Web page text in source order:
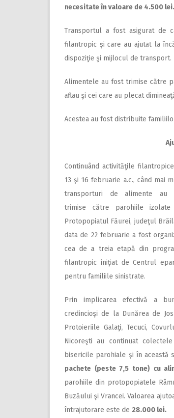
necesitate în valoare de 4.500 lei.
Transportul a fost asigurat de
filantropic şi care au ajutat la
dispoziţie şi mijlocul de transport.
Alimentele au fost trimise către
aflau şi cei care au plecat
Acestea au fost distribuite
Continuând activităţile
13 şi 16 februarie a.c., când mai
transporturi de alimente au
trimise către parohiile izolate
Protopopiatul Făurei, judeţul
data de 22 februarie a fost
cea de a treia etapă din
filantropic iniţiat de Centrul
pentru familiile sinistrate.
Prin implicarea efectivă a
credincioşi de la Dunărea de
Protoieriile Galaţi, Tecuci,
Nicoreşti au continuat
bisericile parohiale şi în această
pachete (peste 7,5 tone) cu
parohiile din protopopiatele
Buzăului şi Vrancei. Valoarea
întrajutorare este de 28.000 lei.